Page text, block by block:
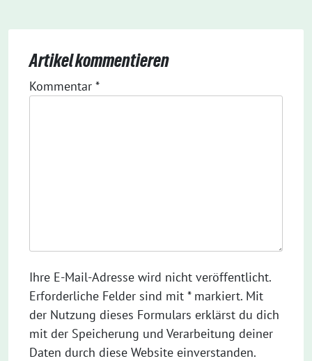
Artikel kommentieren
Kommentar *
Ihre E-Mail-Adresse wird nicht veröffentlicht.
Erforderliche Felder sind mit * markiert. Mit
der Nutzung dieses Formulars erklärst du dich
mit der Speicherung und Verarbeitung deiner
Daten durch diese Website einverstanden.